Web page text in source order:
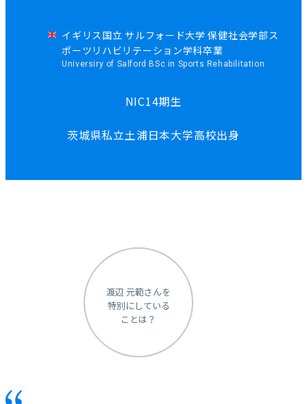
イギリス国立 サルフォード大学 保健社会学部ス
ポーツリハビリテーション学科卒業
Universiry of Salford BSc in Sports Rehabilitation
NIC14期生
茨城県私立土浦日本大学高校出身
渡辺 元範さんを
特別にしている
ことは？